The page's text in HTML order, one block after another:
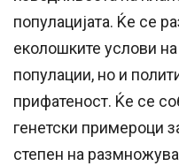
популацијата. Ќе се
еколошките услови
популации, но и
прифатеност. Ќе се
генетски примероци
степен на